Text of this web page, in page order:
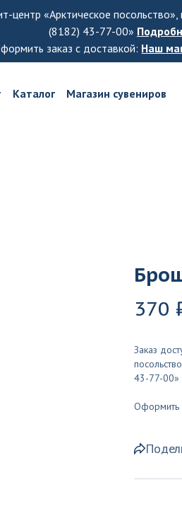
центр «Арктическое
(8182) 43-77-00»
заказ с доставкой: Наш
Каталог Магазин сувениров
370
Заказ
43-77-00»
Оформить